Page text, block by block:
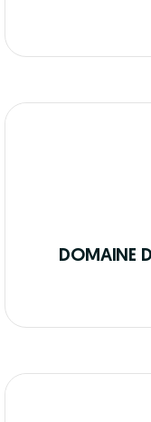
DOMAINE